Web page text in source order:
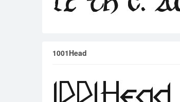
1001Head